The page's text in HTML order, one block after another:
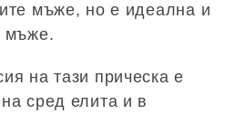
мъже, но е идеална и
мъже.
на тази прическа е
сред елита и в